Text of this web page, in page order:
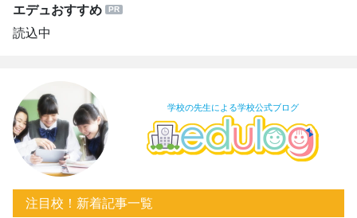
エデュおすすめ
読込中
学校の先生による学校公式ブログ
注目校！新着記事一覧